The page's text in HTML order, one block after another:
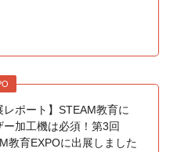
レポート】STEAM教育に
ー加工機は必須！第3回
教育EXPOに出展しました